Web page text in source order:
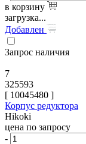
в корзину
загрузка...
Добавлен
Запрос наличия
7
325593
[ 10045480 ]
Корпус редуктора
Hikoki
цена по запросу
-